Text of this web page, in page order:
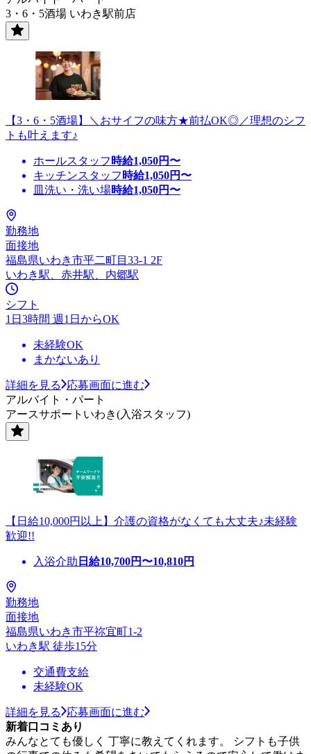
3・6・5酒場 いわき駅前店
【3・6・5酒場】＼おサイフの味方★前払OK◎／理想のシフ
トも叶えます♪
ホールスタッフ 時給1,050円〜
キッチンスタッフ 時給1,050円〜
皿洗い・洗い場時給1,050円〜
勤務地
面接地
福島県いわき市平二町目33-1 2F
いわき駅、赤井駅、内郷駅
シフト
1日3時間 週1日からOK
未経験OK
まかないあり
詳細を見る
応募画面に進む
アルバイト・パート
アースサポートいわき(入浴スタッフ)
【日給10,000円以上】介護の資格がなくても大丈夫♪未経験
歓迎!!
入浴介助 日給10,700円〜10,810円
勤務地
面接地
福島県いわき市平祢宜町1-2
いわき駅 徒歩15分
交通費支給
未経験OK
詳細を見る
応募画面に進む
新着口コミあり
みんなとても優しく 丁寧に教えてくれます。 シフトも子供